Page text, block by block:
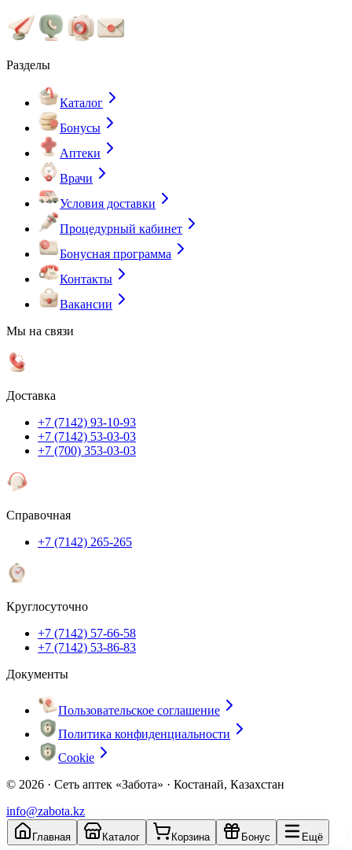
Разделы
Каталог
Бонусы
Аптеки
Врачи
Условия доставки
Процедурный кабинет
Бонусная программа
Контакты
Вакансии
Мы на связи
Доставка
+7 (7142) 93-10-93
+7 (7142) 53-03-03
+7 (700) 353-03-03
Справочная
+7 (7142) 265-265
Круглосуточно
+7 (7142) 57-66-58
+7 (7142) 53-86-83
Документы
Пользовательское соглашение
Политика конфиденциальности
Cookie
© 2026 · Сеть аптек «Забота» · Костанай, Казахстан
info@zabota.kz
Главная Каталог Корзина Бонус Ещё